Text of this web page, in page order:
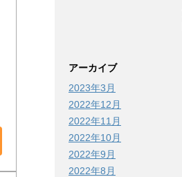
アーカイブ
2023年3月
2022年12月
2022年11月
2022年10月
2022年9月
2022年8月